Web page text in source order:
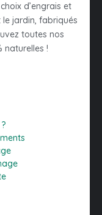
d’engrais et
jardin, fabriqués
toutes nos
naturelles !